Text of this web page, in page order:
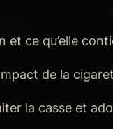
et ce qu’elle
de la
la casse et